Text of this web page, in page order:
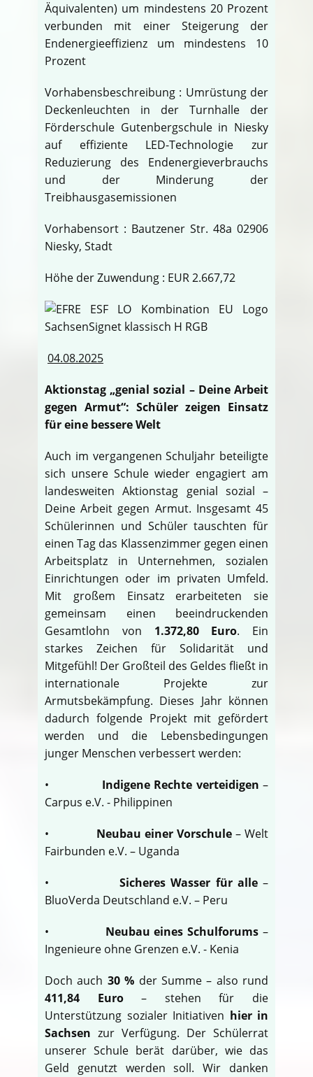
Äquivalenten) um mindestens 20 Prozent
verbunden mit einer Steigerung der
Endenergieeffizienz um mindestens 10
Prozent
Vorhabensbeschreibung : Umrüstung der
Deckenleuchten in der Turnhalle der
Förderschule Gutenbergschule in Niesky
auf effiziente LED-Technologie zur
Reduzierung des Endenergieverbrauchs
und der Minderung der
Treibhausgasemissionen
Vorhabensort : Bautzener Str. 48a 02906
Niesky, Stadt
Höhe der Zuwendung : EUR 2.667,72
04.08.2025
Aktionstag „genial sozial – Deine Arbeit
gegen Armut“: Schüler zeigen Einsatz
für eine bessere Welt
Auch im vergangenen Schuljahr beteiligte
sich unsere Schule wieder engagiert am
landesweiten Aktionstag genial sozial –
Deine Arbeit gegen Armut. Insgesamt 45
Schülerinnen und Schüler tauschten für
einen Tag das Klassenzimmer gegen einen
Arbeitsplatz in Unternehmen, sozialen
Einrichtungen oder im privaten Umfeld.
Mit großem Einsatz erarbeiteten sie
gemeinsam einen beeindruckenden
Gesamtlohn von 1.372,80 Euro. Ein
starkes Zeichen für Solidarität und
Mitgefühl! Der Großteil des Geldes fließt in
internationale Projekte zur
Armutsbekämpfung. Dieses Jahr können
dadurch folgende Projekt mit gefördert
werden und die Lebensbedingungen
junger Menschen verbessert werden:
• Indigene Rechte verteidigen –
Carpus e.V. - Philippinen
• Neubau einer Vorschule – Welt
Fairbunden e.V. – Uganda
•Sicheres Wasser für alle–
BluoVerda Deutschland e.V. – Peru
• Neubau eines Schulforums –
Ingenieure ohne Grenzen e.V. - Kenia
Doch auch 30 % der Summe – also rund
411,84 Euro– stehen für die
Unterstützung sozialer Initiativen hier in
Sachsen zur Verfügung. Der Schülerrat
unserer Schule berät darüber, wie das
Geld genutzt werden soll. Wir danken